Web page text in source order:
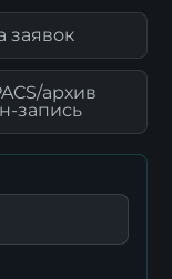
заявок
архив
запись